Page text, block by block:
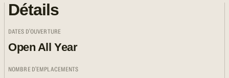
Détails
DATES D'OUVERTURE
Open All Year
NOMBRE D'EMPLACEMENTS